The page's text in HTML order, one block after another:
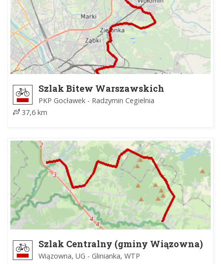
Szlak Bitew Warszawskich
PKP Gocławek - Radzymin Cegielnia
37,6 km
Szlak Centralny (gminy Wiązowna)
Wiązowna, UG - Glinianka, WTP